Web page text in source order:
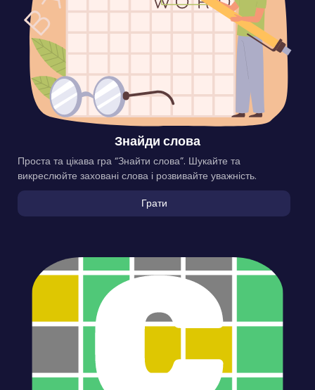
Знайди слова
Проста та цікава гра “Знайти слова”. Шукайте та
викреслюйте заховані слова і розвивайте уважність.
Грати